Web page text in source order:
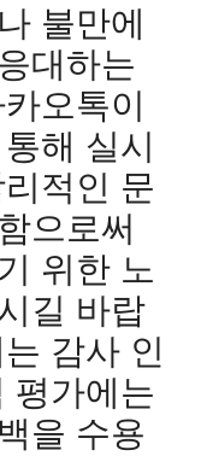
불만에
대하는
오톡이
해 실시
적인 문
으로써
위한 노
길 바랍
감사 인
평가에는
을 수용